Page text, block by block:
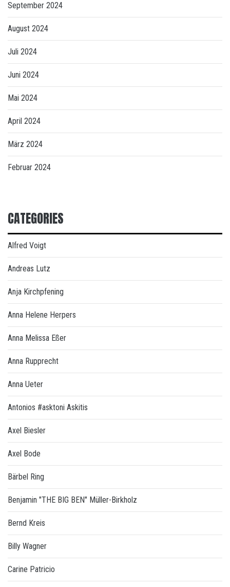
September 2024
August 2024
Juli 2024
Juni 2024
Mai 2024
April 2024
März 2024
Februar 2024
CATEGORIES
Alfred Voigt
Andreas Lutz
Anja Kirchpfening
Anna Helene Herpers
Anna Melissa Eßer
Anna Rupprecht
Anna Ueter
Antonios #asktoni Askitis
Axel Biesler
Axel Bode
Bärbel Ring
Benjamin "THE BIG BEN" Müller-Birkholz
Bernd Kreis
Billy Wagner
Carine Patricio